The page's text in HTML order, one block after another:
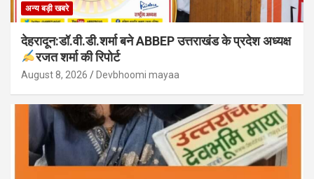
अन्य बड़ी खबरे
देहरादून:डॉ.वी.डी.शर्मा बने ABBEP उत्तराखंड के प्रदेश अध्यक्ष
रजत शर्मा की रिपोर्ट
August 8, 2026 Devbhoomi mayaa